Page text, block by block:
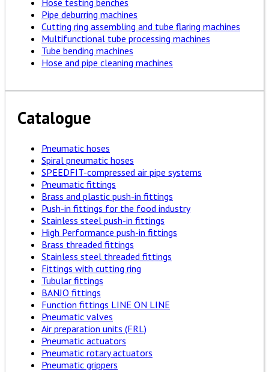
Hose testing benches
Pipe deburring machines
Cutting ring assembling and tube flaring machines
Multifunctional tube processing machines
Tube bending machines
Hose and pipe cleaning machines
Catalogue
Pneumatic hoses
Spiral pneumatic hoses
SPEEDFIT-compressed air pipe systems
Pneumatic fittings
Brass and plastic push-in fittings
Push-in fittings for the food industry
Stainless steel push-in fittings
High Performance push-in fittings
Brass threaded fittings
Stainless steel threaded fittings
Fittings with cutting ring
Tubular fittings
BANJO fittings
Function fittings LINE ON LINE
Pneumatic valves
Air preparation units (FRL)
Pneumatic actuators
Pneumatic rotary actuators
Pneumatic grippers